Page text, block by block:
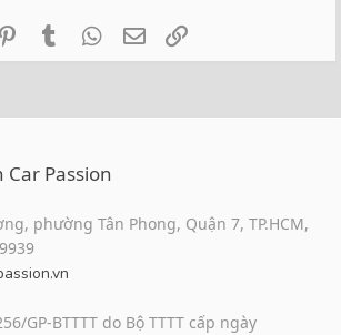
PinterestTumblrWhatsApp
Email
Car Passion
phường Tân Phong, Quận 7, TP.HCM,
GP-BTTTT do Bộ TTTT cấp ngày